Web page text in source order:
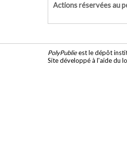
Actions réservées au
PolyPublieest le dépôt
Site développé à l'aide du